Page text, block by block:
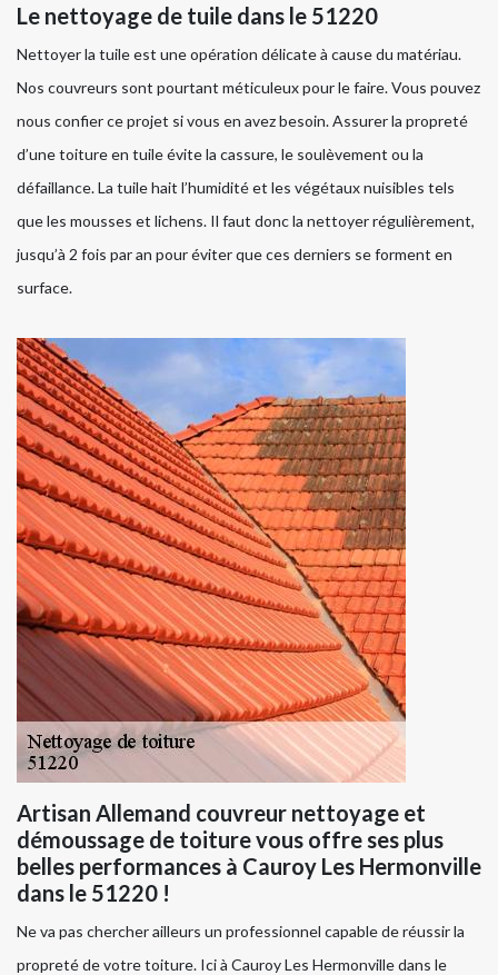
Le nettoyage de tuile dans le 51220
Nettoyer la tuile est une opération délicate à cause du matériau.
Nos couvreurs sont pourtant méticuleux pour le faire. Vous pouvez
nous confier ce projet si vous en avez besoin. Assurer la propreté
d’une toiture en tuile évite la cassure, le soulèvement ou la
défaillance. La tuile hait l’humidité et les végétaux nuisibles tels
que les mousses et lichens. Il faut donc la nettoyer régulièrement,
jusqu’à 2 fois par an pour éviter que ces derniers se forment en
surface.
Artisan Allemand couvreur nettoyage et
démoussage de toiture vous offre ses plus
belles performances à Cauroy Les Hermonville
dans le 51220 !
Ne va pas chercher ailleurs un professionnel capable de réussir la
propreté de votre toiture. Ici à Cauroy Les Hermonville dans le